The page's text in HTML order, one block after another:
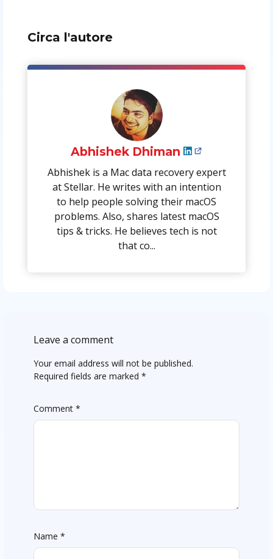
Circa l'autore
Abhishek Dhiman
Abhishek is a Mac data recovery expert
at Stellar. He writes with an intention
to help people solving their macOS
problems. Also, shares latest macOS
tips & tricks. He believes tech is not
that co...
Leave a comment
Your email address will not be published.
Required fields are marked *
Comment *
Name *